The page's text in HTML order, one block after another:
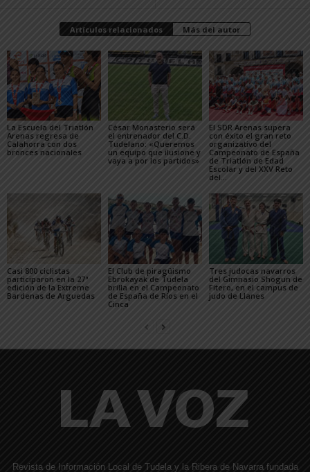
Artículos relacionados Más del autor
La Escuela del Triatlón
Arenas regresa de
Calahorra con dos
bronces nacionales
César Monasterio será
el entrenador del C.D.
Tudelano: «Queremos
un equipo que ilusione y
vaya a por los partidos»
El SDR Arenas supera
con éxito el gran reto
organizativo del
Campeonato de España
de Triatlón de Edad
Escolar y del XXV Reto
del...
Casi 800 ciclistas
participaron en la 27ª
edición de la Extreme
Bardenas de Arguedas
El Club de piragüismo
Ebrokayak de Tudela
brilla en el Campeonato
de España de Ríos en el
Cinca
Tres judocas navarros
del Gimnasio Shogun de
Fitero, en el campus de
judo de Llanes
Revista de Información Local de Tudela y la Ribera de Navarra fundada